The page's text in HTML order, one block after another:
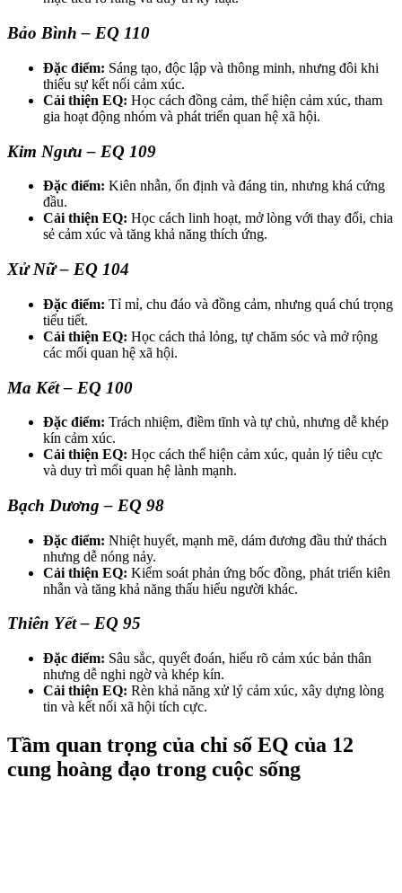
Bảo Bình – EQ 110
Đặc điểm: Sáng tạo, độc lập và thông minh, nhưng đôi khi
thiếu sự kết nối cảm xúc.
Cải thiện EQ: Học cách đồng cảm, thể hiện cảm xúc, tham
gia hoạt động nhóm và phát triển quan hệ xã hội.
Kim Ngưu – EQ 109
Đặc điểm: Kiên nhẫn, ổn định và đáng tin, nhưng khá cứng
đầu.
Cải thiện EQ: Học cách linh hoạt, mở lòng với thay đổi, chia
sẻ cảm xúc và tăng khả năng thích ứng.
Xử Nữ – EQ 104
Đặc điểm: Tỉ mỉ, chu đáo và đồng cảm, nhưng quá chú trọng
tiểu tiết.
Cải thiện EQ: Học cách thả lỏng, tự chăm sóc và mở rộng
các mối quan hệ xã hội.
Ma Kết – EQ 100
Đặc điểm: Trách nhiệm, điềm tĩnh và tự chủ, nhưng dễ khép
kín cảm xúc.
Cải thiện EQ: Học cách thể hiện cảm xúc, quản lý tiêu cực
và duy trì mối quan hệ lành mạnh.
Bạch Dương – EQ 98
Đặc điểm: Nhiệt huyết, mạnh mẽ, dám đương đầu thử thách
nhưng dễ nóng nảy.
Cải thiện EQ: Kiểm soát phản ứng bốc đồng, phát triển kiên
nhẫn và tăng khả năng thấu hiểu người khác.
Thiên Yết – EQ 95
Đặc điểm: Sâu sắc, quyết đoán, hiểu rõ cảm xúc bản thân
nhưng dễ nghi ngờ và khép kín.
Cải thiện EQ: Rèn khả năng xử lý cảm xúc, xây dựng lòng
tin và kết nối xã hội tích cực.
Tầm quan trọng của chỉ số EQ của 12
cung hoàng đạo trong cuộc sống